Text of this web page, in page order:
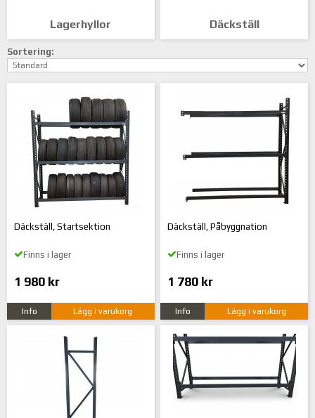
Lagerhyllor Däckställ
Sortering:
Däckställ, Startsektion
Finns i lager
1 980 kr
Info Lägg i varukorg
Däckställ, Påbyggnation
Finns i lager
1 780 kr
Info Lägg i varukorg